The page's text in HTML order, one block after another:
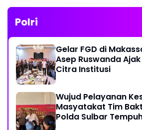
Polri
Gelar FGD di
Asep Ruswanda
Citra Institusi
Wujud Pelayanan
Masyatakat Tim
Polda Sulbar